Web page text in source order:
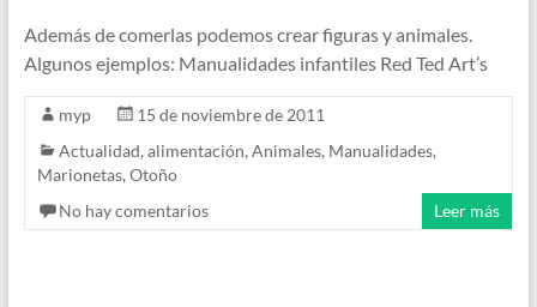
Además de comerlas podemos crear figuras y animales.
Algunos ejemplos: Manualidades infantiles Red Ted Art’s
myp
15 de noviembre de 2011
Actualidad, alimentación, Animales, Manualidades,
Marionetas, Otoño
No hay comentarios
Leer más